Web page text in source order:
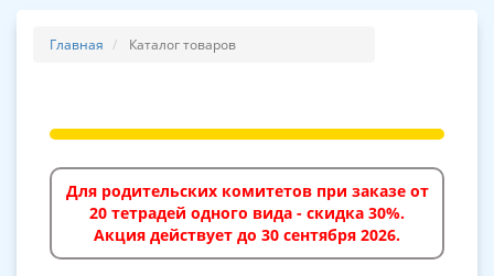
Главная Каталог товаров
Для родительских комитетов при заказе от
20 тетрадей одного вида - скидка 30%.
Акция действует до 30 сентября 2026.